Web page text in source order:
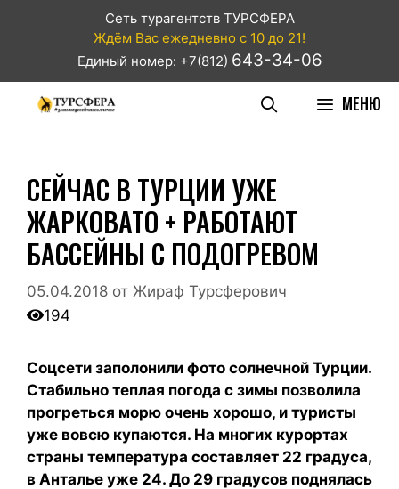
Сеть турагентств ТУРСФЕРА
Ждём Вас ежедневно с 10 до 21!
Единый номер: +7(812) 643-34-06
МЕНЮ
СЕЙЧАС В ТУРЦИИ УЖЕ
ЖАРКОВАТО + РАБОТАЮТ
БАССЕЙНЫ С ПОДОГРЕВОМ
05.04.2018 от Жираф Турсферович
194
Соцсети заполонили фото солнечной Турции.
Стабильно теплая погода с зимы позволила
прогреться морю очень хорошо, и туристы
уже вовсю купаются. На многих курортах
страны температура составляет 22 градуса,
в Анталье уже 24. До 29 градусов поднялась